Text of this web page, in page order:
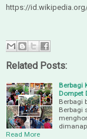
https://
Related Posts:
Berbagi
Dompet
Berbagi
Berbagi
Read More